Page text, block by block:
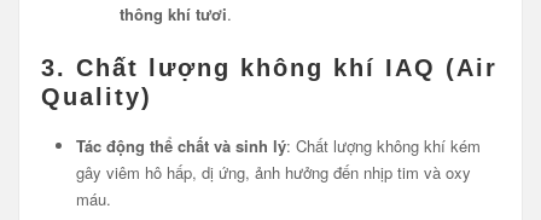
thông khí tươi.
3. Chất lượng không khí IAQ (Air
Quality)
Tác động thể chất và sinh lý: Chất lượng không khí kém
gây viêm hô hấp, dị ứng, ảnh hưởng đến nhịp tim và oxy
máu.